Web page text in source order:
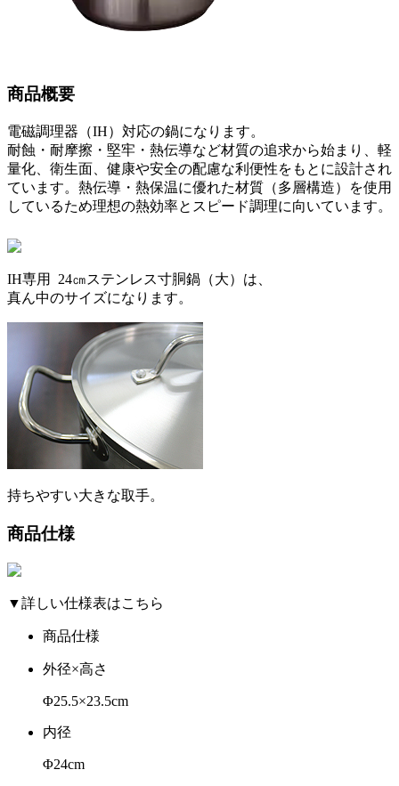
商品概要
電磁調理器（IH）対応の鍋になります。
耐蝕・耐摩擦・堅牢・熱伝導など材質の追求から始まり、軽
量化、衛生面、健康や安全の配慮な利便性をもとに設計され
ています。熱伝導・熱保温に優れた材質（多層構造）を使用
しているため理想の熱効率とスピード調理に向いています。
IH専用 24㎝ステンレス寸胴鍋（大）は、
真ん中のサイズになります。
持ちやすい大きな取手。
商品仕様
▼詳しい仕様表はこちら
商品仕様
外径×高さ
Φ25.5×23.5cm
内径
Φ24cm